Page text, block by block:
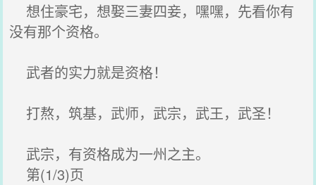
想住豪宅，想娶三妻四妾，嘿嘿，先看你有
没有那个资格。
武者的实力就是资格！
打熬，筑基，武师，武宗，武王，武圣！
武宗，有资格成为一州之主。
第(1/3)页